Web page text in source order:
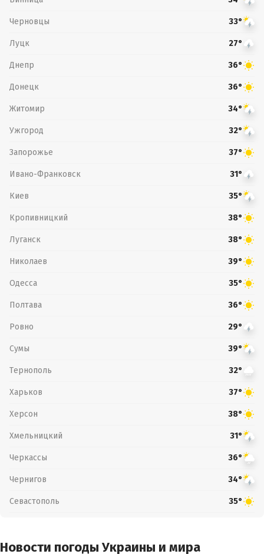
Черновцы 33°
Луцк 27°
Днепр 36°
Донецк 36°
Житомир 34°
Ужгород 32°
Запорожье 37°
Ивано-Франковск 31°
Киев 35°
Кропивницкий 38°
Луганск 38°
Николаев 39°
Одесса 35°
Полтава 36°
Ровно 29°
Сумы 39°
Тернополь 32°
Харьков 37°
Херсон 38°
Хмельницкий 31°
Черкассы 36°
Чернигов 34°
Севастополь 35°
Новости погоды Украины и мира